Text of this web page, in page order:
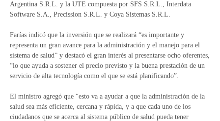
Argentina S.R.L. y la UTE compuesta por SFS S.R.L., Interdata
Software S.A., Precission S.R.L. y Coya Sistemas S.R.L.
Farías indicó que la inversión que se realizará “es importante y
representa un gran avance para la administración y el manejo para el
sistema de salud” y destacó el gran interés al presentarse ocho oferentes,
“lo que ayuda a sostener el precio previsto y la buena prestación de un
servicio de alta tecnología como el que se está planificando”.
El ministro agregó que “esto va a ayudar a que la administración de la
salud sea más eficiente, cercana y rápida, y a que cada uno de los
ciudadanos que se acerca al sistema público de salud pueda tener